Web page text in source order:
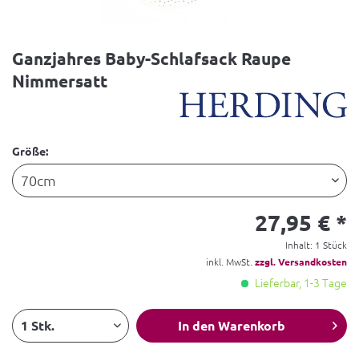
Ganzjahres Baby-Schlafsack Raupe
Nimmersatt
Größe:
27,95 € *
Inhalt: 1 Stück
inkl. MwSt. zzgl. Versandkosten
Lieferbar, 1-3 Tage
In den Warenkorb